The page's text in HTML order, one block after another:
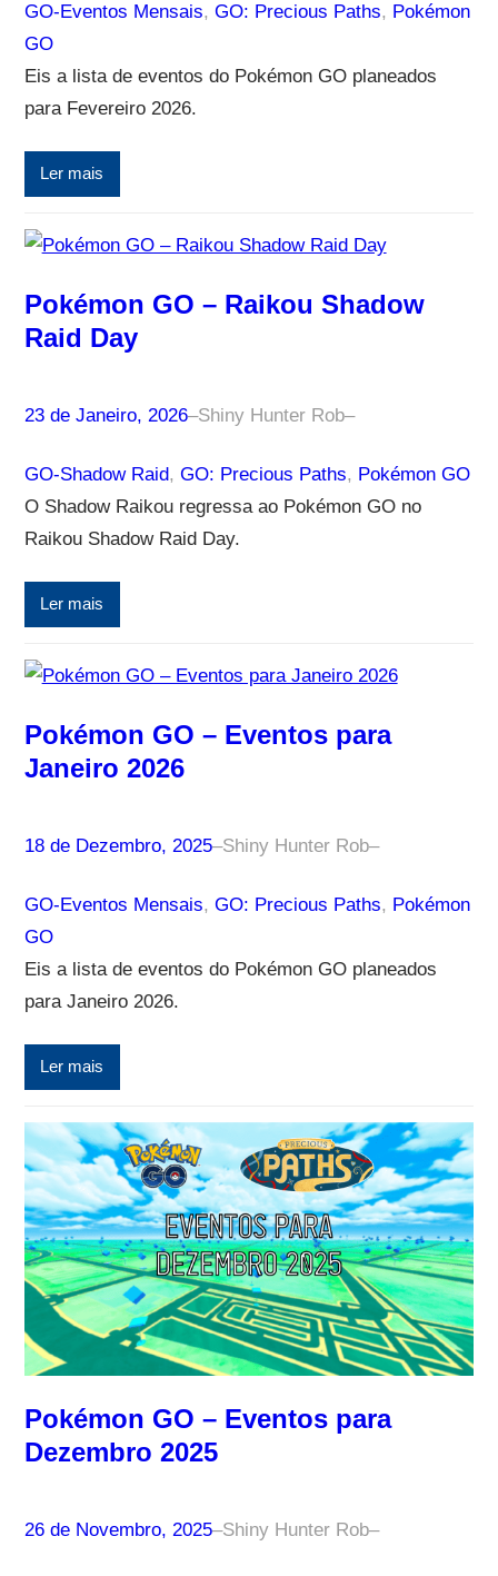
GO-Eventos Mensais, GO: Precious Paths, Pokémon
GO
Eis a lista de eventos do Pokémon GO planeados
para Fevereiro 2026.
Ler mais
Pokémon GO – Raikou Shadow
Raid Day
23 de Janeiro, 2026–Shiny Hunter Rob–
GO-Shadow Raid, GO: Precious Paths, Pokémon GO
O Shadow Raikou regressa ao Pokémon GO no
Raikou Shadow Raid Day.
Ler mais
Pokémon GO – Eventos para
Janeiro 2026
18 de Dezembro, 2025–Shiny Hunter Rob–
GO-Eventos Mensais, GO: Precious Paths, Pokémon
GO
Eis a lista de eventos do Pokémon GO planeados
para Janeiro 2026.
Ler mais
Pokémon GO – Eventos para
Dezembro 2025
26 de Novembro, 2025–Shiny Hunter Rob–